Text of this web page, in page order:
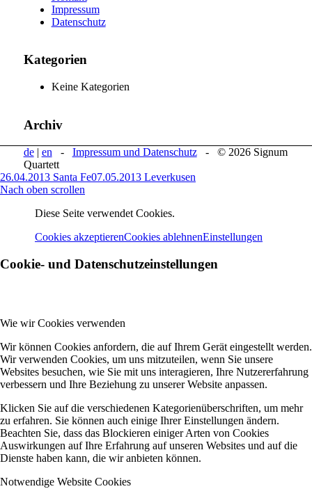
Impressum
Datenschutz
Kategorien
Keine Kategorien
Archiv
de| en- Impressum und Datenschutz- © 2026 Signum
Quartett
26.04.2013 Santa Fe07.05.2013 Leverkusen
Nach oben scrollen
Diese Seite verwendet Cookies.
Cookies akzeptierenCookies ablehnenEinstellungen
Cookie- und Datenschutzeinstellungen
Wie wir Cookies verwenden
Wir können Cookies anfordern, die auf Ihrem Gerät eingestellt werden.
Wir verwenden Cookies, um uns mitzuteilen, wenn Sie unsere
Websites besuchen, wie Sie mit uns interagieren, Ihre Nutzererfahrung
verbessern und Ihre Beziehung zu unserer Website anpassen.
Klicken Sie auf die verschiedenen Kategorienüberschriften, um mehr
zu erfahren. Sie können auch einige Ihrer Einstellungen ändern.
Beachten Sie, dass das Blockieren einiger Arten von Cookies
Auswirkungen auf Ihre Erfahrung auf unseren Websites und auf die
Dienste haben kann, die wir anbieten können.
Notwendige Website Cookies